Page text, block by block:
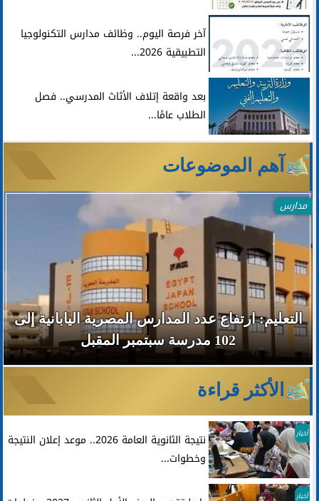
آخر فرصة اليوم.. وظائف مدارس التكنولوجيا
التطبيقية 2026...
بعد واقعة إتلاف الأثاث المدرسي.. فصل
الطلاب عامًا...
آهم الموضوعات
مدارس
التعليم: ارتفاع عدد المدارس المصرية اليابانية إلى
102 مدرسة سبتمبر المقبل
الأكثر قراءة
أخبار
نتيجة الثانوية العامة 2026.. موعد إعلان النتيجة
وخطوات...
أخبار